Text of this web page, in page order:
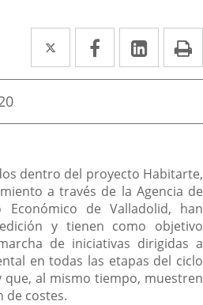
Twitter
Enlace
a
aplicación
Facebook
Enlace
a
aplicación
Enlace
a
dentro del proyecto Habitarte,
a través de la Agencia de
Económico de Valladolid, han
y tienen como objetivo
de iniciativas dirigidas a
en todas las etapas del ciclo
al mismo tiempo, muestren
de costes.